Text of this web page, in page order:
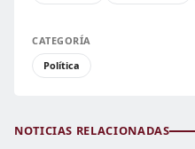
CATEGORÍA
Política
NOTICIAS RELACIONADAS